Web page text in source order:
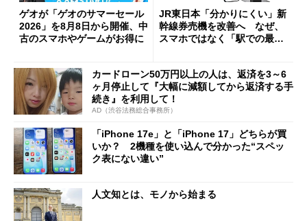
ゲオが「ゲオのサマーセール
2026」を8月8日から開催、中
古のスマホやゲームがお得に
JR東日本「分かりにくい」新
幹線券売機を改善へ なぜ、
スマホではなく「駅での最短
カードローン50万円以上の人は、返済を3～6
ヶ月停止して『大幅に減額してから返済する手
続き』を利用して！
AD（渋谷法務総合事務所）
「iPhone 17e」と「iPhone 17」どちらが買
いか？ 2機種を使い込んで分かった“スペッ
ク表にない違い”
人文知とは、モノから始まる